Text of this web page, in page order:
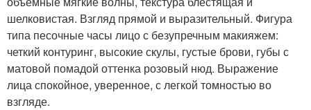
шелковистая. Взгляд прямой и выразительный. Фигура
типа песочные часы лицо с безупречным макияжем:
четкий контуринг, высокие скулы, густые брови, губы с
матовой помадой оттенка розовый нюд. Выражение
лица спокойное, уверенное, с легкой томностью во
взгляде.